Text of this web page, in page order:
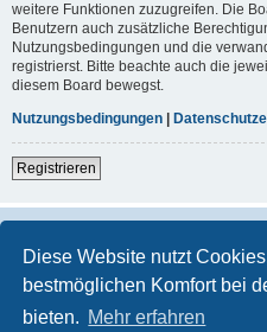
Diese Website nutzt
bestmöglichen Komfort bei
bieten. Mehr erfahren
weitere Funktionen zuzugreifen. Die
Benutzern auch zusätzliche
Nutzungsbedingungen und die
registrierst. Bitte beachte auch die
diesem Board bewegst.
Nutzungsbedingungen |
Registrieren